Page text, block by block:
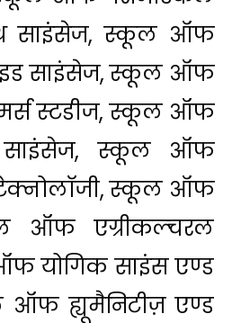
साइंसेज, स्कूल ऑफ
साइंसेज, स्कूल ऑफ
स्टडीज, स्कूल ऑफ
साइंसेज, स्कूल ऑफ
टेक्नोलॉजी, स्कूल ऑफ
ऑफ एग्रीकल्चरल
योगिक साइंस एण्ड
ऑफ ह्यूमैनिटीज़ एण्ड